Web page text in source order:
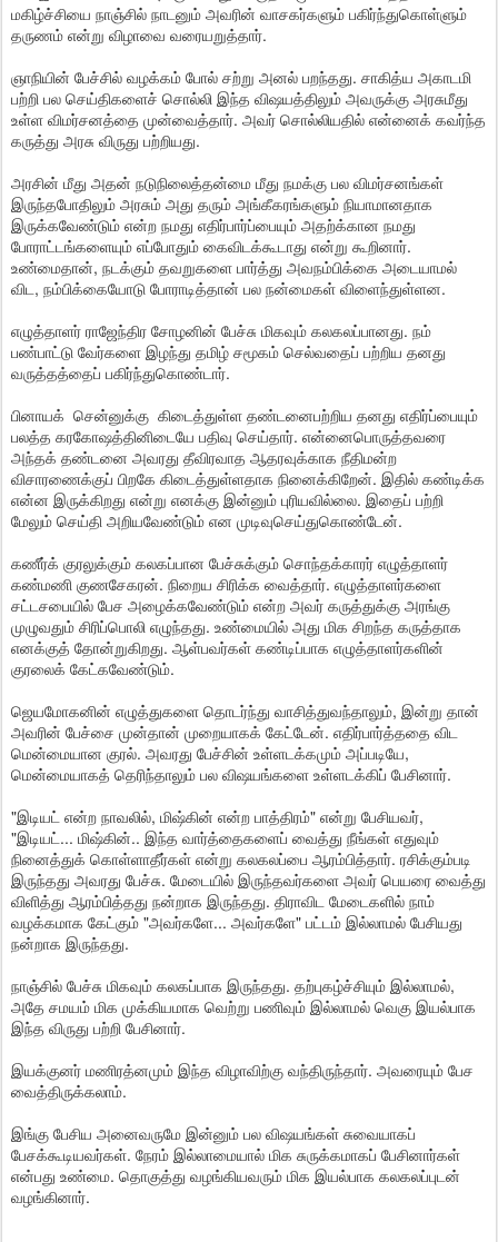
மகிழ்ச்சியை நாஞ்சில் நாடனும் அவரின் வாசகர்களும் பகிர்ந்துகொள்ளும்
தருணம் என்று விழாவை வரையறுத்தார்.
ஞாநியின் பேச்சில் வழக்கம் போல் சற்று அனல் பறந்தது. சாகித்ய அகாடமி
பற்றி பல செய்திகளைச் சொல்லி இந்த விஷயத்திலும் அவருக்கு அரசுமீது
உள்ள விமர்சனத்தை முன்வைத்தார். அவர் சொல்லியதில் என்னைக் கவர்ந்த
கருத்து அரசு விருது பற்றியது.
அரசின் மீது அதன் நடுநிலைத்தன்மை மீது நமக்கு பல விமர்சனங்கள்
இருந்தபோதிலும் அரசும் அது தரும் அங்கீகரங்களும் நியாமானதாக
இருக்கவேண்டும் என்ற நமது எதிர்பார்ப்பையும் அதற்க்கான நமது
போராட்டங்களையும் எப்போதும் கைவிடக்கூடாது என்று கூறினார்.
உண்மைதான், நடக்கும் தவறுகளை பார்த்து அவநம்பிக்கை அடையாமல்
விட, நம்பிக்கையோடு போராடித்தான் பல நன்மைகள் விளைந்துள்ளன.
எழுத்தாளர் ராஜேந்திர சோழனின் பேச்சு மிகவும் கலகலப்பானது. நம்
பண்பாட்டு வேர்களை இழந்து தமிழ் சமூகம் செல்வதைப் பற்றிய தனது
வருத்தத்தைப் பகிர்ந்துகொண்டார்.
பினாயக் சென்னுக்கு கிடைத்துள்ள தண்டனைபற்றிய தனது எதிர்ப்பையும்
பலத்த கரகோஷத்தினிடையே பதிவு செய்தார். என்னைபொருத்தவரை
அந்தக் தண்டனை அவரது தீவிரவாத ஆதரவுக்காக நீதிமன்ற
விசாரணைக்குப் பிறகே கிடைத்துள்ளதாக நினைக்கிறேன். இதில் கண்டிக்க
என்ன இருக்கிறது என்று எனக்கு இன்னும் புரியவில்லை. இதைப் பற்றி
மேலும் செய்தி அறியவேண்டும் என முடிவுசெய்துகொண்டேன்.
கணீர்க் குரலுக்கும் கலகப்பான பேச்சுக்கும் சொந்தக்காரர் எழுத்தாளர்
கண்மணி குணசேகரன். நிறைய சிரிக்க வைத்தார். எழுத்தாளர்களை
சட்டசபையில் பேச அழைக்கவேண்டும் என்ற அவர் கருத்துக்கு அரங்கு
முழுவதும் சிரிப்பொலி எழுந்தது. உண்மையில் அது மிக சிறந்த கருத்தாக
எனக்குத் தோன்றுகிறது. ஆள்பவர்கள் கண்டிப்பாக எழுத்தாளர்களின்
குரலைக் கேட்கவேண்டும்.
ஜெயமோகனின் எழுத்துகளை தொடர்ந்து வாசித்துவந்தாலும், இன்று தான்
அவரின் பேச்சை முன்தான் முறையாகக் கேட்டேன். எதிர்பார்த்ததை விட
மென்மையான குரல். அவரது பேச்சின் உள்ளடக்கமும் அப்படியே,
மென்மையாகத் தெரிந்தாலும் பல விஷயங்களை உள்ளடக்கிப் பேசினார்.
"இடியட் என்ற நாவலில், மிஷ்கின் என்ற பாத்திரம்" என்று பேசியவர்,
"இடியட்... மிஷ்கின்.. இந்த வார்த்தைகளைப் வைத்து நீங்கள் எதுவும்
நினைத்துக் கொள்ளாதீர்கள் என்று கலகலப்பை ஆரம்பித்தார். ரசிக்கும்படி
இருந்தது அவரது பேச்சு. மேடையில் இருந்தவர்களை அவர் பெயரை வைத்து
விளித்து ஆரம்பித்தது நன்றாக இருந்தது. திராவிட மேடைகளில் நாம்
வழக்கமாக கேட்கும் "அவர்களே... அவர்களே" பட்டம் இல்லாமல் பேசியது
நன்றாக இருந்தது.
நாஞ்சில் பேச்சு மிகவும் கலகப்பாக இருந்தது. தற்புகழ்ச்சியும் இல்லாமல்,
அதே சமயம் மிக முக்கியமாக வெற்று பணிவும் இல்லாமல் வெகு இயல்பாக
இந்த விருது பற்றி பேசினார்.
இயக்குனர் மணிரத்னமும் இந்த விழாவிற்கு வந்திருந்தார். அவரையும் பேச
வைத்திருக்கலாம்.
இங்கு பேசிய அனைவருமே இன்னும் பல விஷயங்கள் சுவையாகப்
பேசக்கூடியவர்கள். நேரம் இல்லாமையால் மிக சுருக்கமாகப் பேசினார்கள்
என்பது உண்மை. தொகுத்து வழங்கியவரும் மிக இயல்பாக கலகலப்புடன்
வழங்கினார்.